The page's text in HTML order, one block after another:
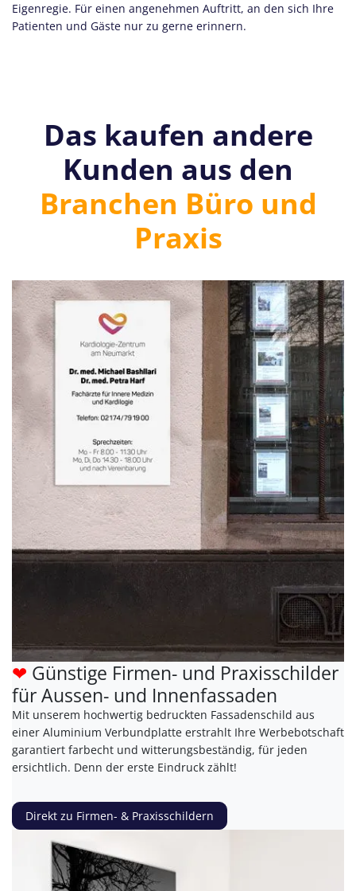
Eigenregie. Für einen angenehmen Auftritt, an den sich Ihre
Patienten und Gäste nur zu gerne erinnern.
Das kaufen andere
Kunden aus den
Branchen Büro und
Praxis
❤ Günstige Firmen- und Praxisschilder
für Aussen- und Innenfassaden
Mit unserem hochwertig bedruckten Fassadenschild aus
einer Aluminium Verbundplatte erstrahlt Ihre Werbebotschaft
garantiert farbecht und witterungsbeständig, für jeden
ersichtlich. Denn der erste Eindruck zählt!
Direkt zu Firmen- & Praxisschildern